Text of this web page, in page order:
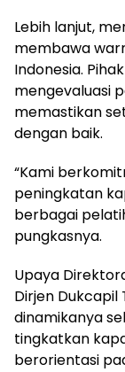
Lebih lanjut,
membawa
Indonesia.
mengevaluasi
memastikan
dengan baik.
“Kami
peningkatan
berbagai
pungkasnya.
Upaya
Dirjen Dukcapil
dinamikanya
tingkatkan
berorientasi